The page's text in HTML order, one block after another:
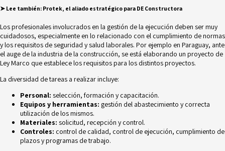
➤ Lee también: Protek, el aliado estratégico para DE Constructora
Los profesionales involucrados en la gestión de la ejecución deben ser muy
cuidadosos, especialmente en lo relacionado con el cumplimiento de normas
y los requisitos de seguridad y salud laborales. Por ejemplo en Paraguay, ante
el auge de la industria de la construcción, se está elaborando un proyecto de
Ley Marco que establece los requisitos para los distintos proyectos.
La diversidad de tareas a realizar incluye:
Personal: selección, formación y capacitación.
Equipos y herramientas: gestión del abastecimiento y correcta
utilización de los mismos.
Materiales: solicitud, recepción y control.
Controles: control de calidad, control de ejecución, cumplimiento de
plazos y programas de trabajo.